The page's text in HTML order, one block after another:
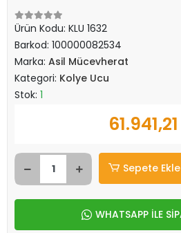
Ürün Kodu: KLU 1632
Barkod: 100000082534
Marka: Asil Mücevherat
Kategori: Kolye Ucu
Stok: 1
Sepete Ekle
WHATSAPP İLE